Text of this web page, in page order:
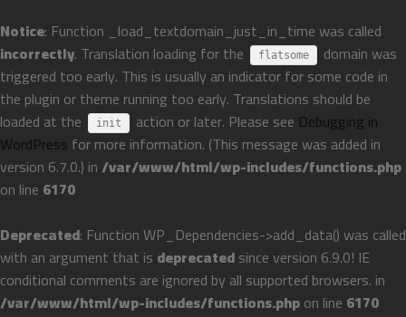
Notice: Function _load_textdomain_just_in_time was called
incorrectly. Translation loading for the flatsome
domain was
triggered too early. This is usually an indicator for some code in
the plugin or theme running too early. Translations should be
loaded at the
init action or later. Please see Debugging in
WordPress for more information. (This message was added in
version 6.7.0.) in/var/www/html/wp-includes/functions.php
on line 6170
Deprecated: Function WP_Dependencies->add_data() was called
with an argument that is deprecatedsince version 6.9.0! IE
conditional comments are ignored by all supported browsers. in
/var/www/html/wp-includes/functions.phpon line 6170